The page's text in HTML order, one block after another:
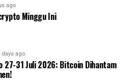
ago
Minggu Ini
days ago
27-31 Juli 2026: Bitcoin Dihantam